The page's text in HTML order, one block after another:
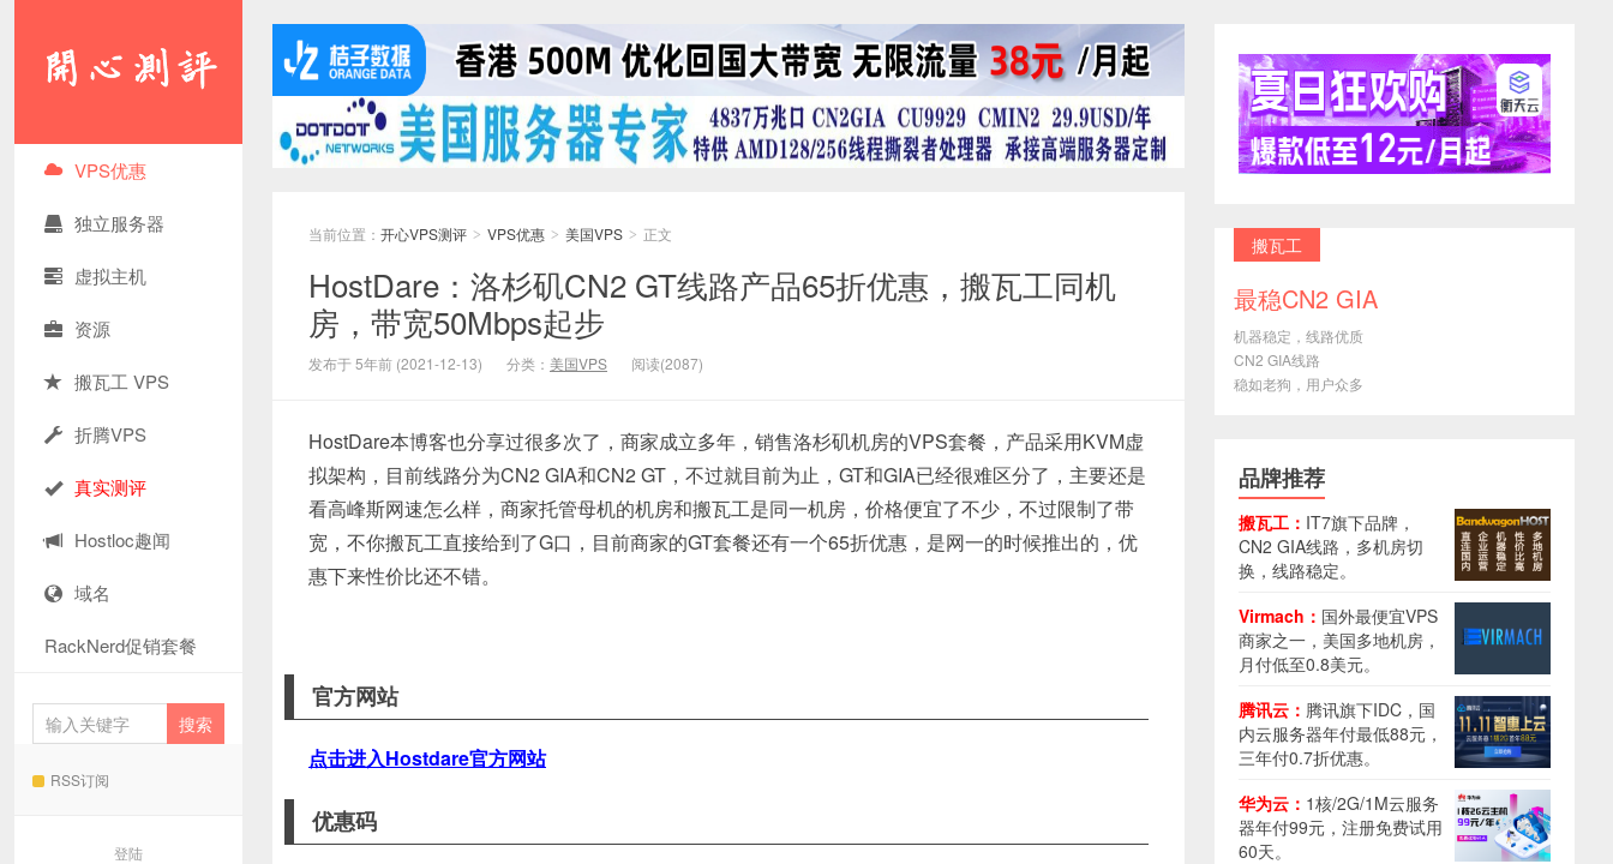
VPS优惠
独立服务器
虚拟主机
资源
搬瓦工 VPS
折腾VPS
真实测评
Hostloc趣闻
域名
RackNerd促销套餐
RSS订阅
登陆
当前位置： 开心VPS测评 > VPS优惠 > 美国VPS > 正文
HostDare：洛杉矶CN2 GT线路产品65折优惠，搬瓦工同机
房，带宽50Mbps起步
发布于 5年前 (2021-12-13) 分类： 美国VPS 阅读(2087)
HostDare本博客也分享过很多次了，商家成立多年，销售洛杉矶机房的VPS套餐，产品采用KVM虚
拟架构，目前线路分为CN2 GIA和CN2 GT，不过就目前为止，GT和GIA已经很难区分了，主要还是
看高峰斯网速怎么样，商家托管母机的机房和搬瓦工是同一机房，价格便宜了不少，不过限制了带
宽，不你搬瓦工直接给到了G口，目前商家的GT套餐还有一个65折优惠，是网一的时候推出的，优
惠下来性价比还不错。
官方网站
点击进入Hostdare官方网站
优惠码
搬瓦工
最稳CN2 GIA
机器稳定，线路优质
CN2 GIA线路
稳如老狗，用户众多
品牌推荐
搬瓦工： IT7旗下品牌，
CN2 GIA线路，多机房切
换，线路稳定。
Virmach： 国外最便宜VPS
商家之一，美国多地机房，
月付低至0.8美元。
腾讯云： 腾讯旗下IDC，国
内云服务器年付最低88元，
三年付0.7折优惠。
华为云： 1核/2G/1M云服务
器年付99元，注册免费试用
60天。